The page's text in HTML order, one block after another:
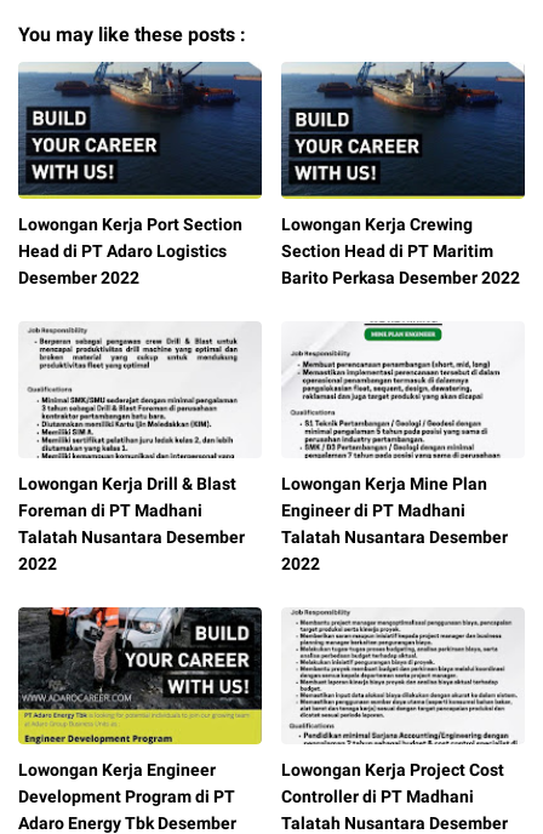
You may like these posts :
Lowongan Kerja Port Section
Head di PT Adaro Logistics
Desember 2022
Lowongan Kerja Crewing
Section Head di PT Maritim
Barito Perkasa Desember 2022
Lowongan Kerja Drill & Blast
Foreman di PT Madhani
Talatah Nusantara Desember
2022
Lowongan Kerja Mine Plan
Engineer di PT Madhani
Talatah Nusantara Desember
2022
Lowongan Kerja Engineer
Development Program di PT
Adaro Energy Tbk Desember
Lowongan Kerja Project Cost
Controller di PT Madhani
Talatah Nusantara Desember